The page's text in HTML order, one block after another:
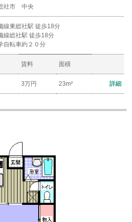
社市 中央
線東総社駅 徒歩18分
線総社駅 徒歩18分
自転車約２０分
賃料 面積
3万円 23m² 詳細